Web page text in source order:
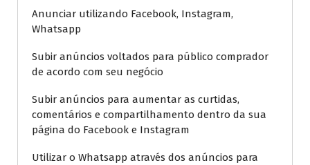
Anunciar utilizando Facebook, Instagram,
Whatsapp
Subir anúncios voltados para público comprador
de acordo com seu negócio
Subir anúncios para aumentar as curtidas,
comentários e compartilhamento dentro da sua
página do Facebook e Instagram
Utilizar o Whatsapp através dos anúncios para